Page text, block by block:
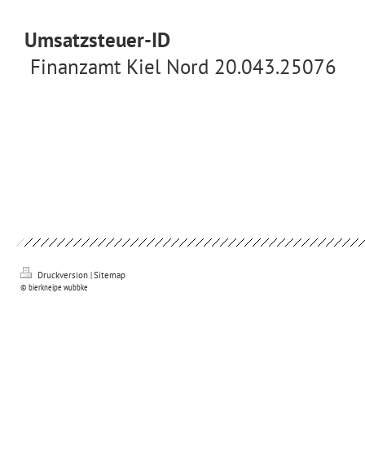
Umsatzsteuer-ID
Finanzamt Kiel Nord 20.043.25076
Druckversion |Sitemap
© bierkneipe wubbke